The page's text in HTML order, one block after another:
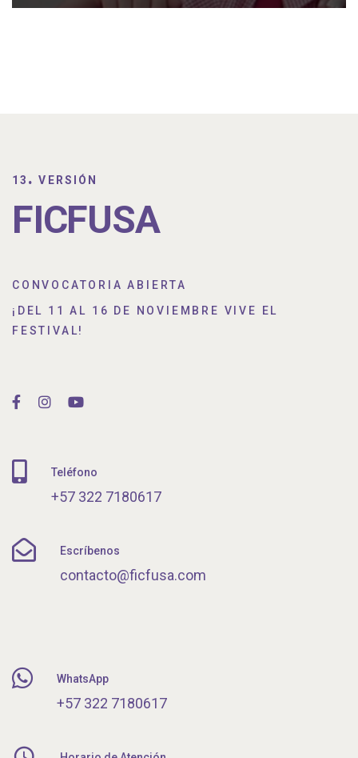
13 . VERSIÓN
FICFUSA
CONVOCATORIA ABIERTA
¡DEL 11 AL 16 DE NOVIEMBRE VIVE EL
FESTIVAL!
Teléfono
+57 322 7180617
Escríbenos
contacto@ficfusa.com
WhatsApp
+57 322 7180617